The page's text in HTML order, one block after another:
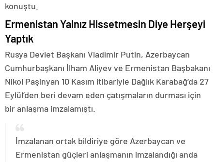
konuştu.
Ermenistan Yalnız Hissetmesin Diye Herşeyi
Yaptık
Rusya Devlet Başkanı Vladimir Putin, Azerbaycan
Cumhurbaşkanı İlham Aliyev ve Ermenistan Başbakanı
Nikol Paşinyan 10 Kasım itibariyle Dağlık Karabağ’da 27
Eylül’den beri devam eden çatışmaların durması için
bir anlaşma imzalamıştı.
İmzalanan ortak bildiriye göre Azerbaycan ve
Ermenistan güçleri anlaşmanın imzalandığı anda